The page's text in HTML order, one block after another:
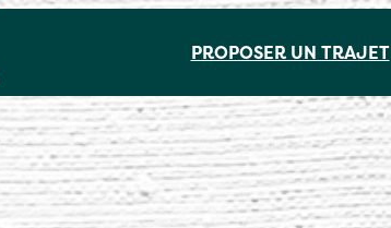
PROPOSER UN TRAJET